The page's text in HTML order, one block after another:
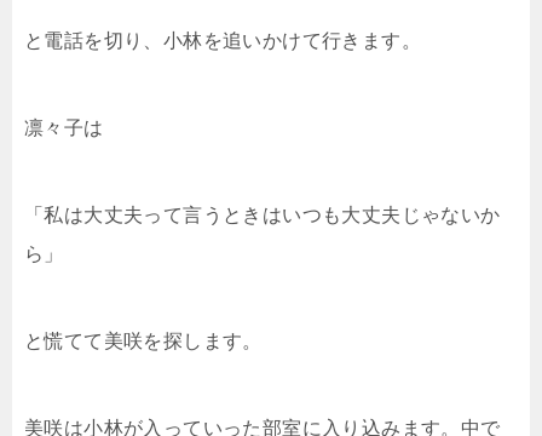
と電話を切り、小林を追いかけて行きます。
凛々子は
「私は大丈夫って言うときはいつも大丈夫じゃないか
ら」
と慌てて美咲を探します。
美咲は小林が入っていった部室に入り込みます。中で